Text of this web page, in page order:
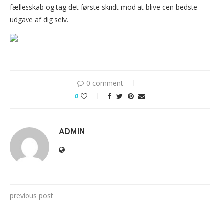
fællesskab og tag det første skridt mod at blive den bedste
udgave af dig selv.
0 comment
0
ADMIN
previous post